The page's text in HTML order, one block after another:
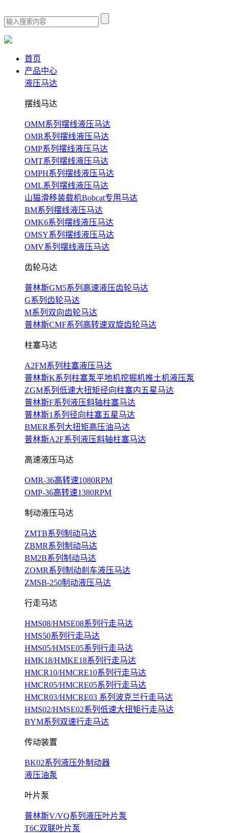
首页
产品中心
液压马达
摆线马达
OMM系列摆线液压马达
OMR系列摆线液压马达
OMP系列摆线液压马达
OMT系列摆线液压马达
OMPH系列摆线液压马达
OML系列摆线液压马达
山猫滑移装载机Bobcat专用马达
BM系列摆线液压马达
OMK6系列摆线液压马达
OMSY系列摆线液压马达
OMV系列摆线液压马达
齿轮马达
普林斯GM5系列高速液压齿轮马达
G系列齿轮马达
M系列双向齿轮马达
普林斯CMF系列高转速双旋齿轮马达
柱塞马达
A2FM系列柱塞液压马达
普林斯K系列柱塞泵平地机挖掘机推土机液压泵
ZGM系列低速大扭矩径向柱塞内五星马达
普林斯F系列液压斜轴柱塞马达
普林斯1系列径向柱塞五星马达
BMER系列大扭矩高压油马达
普林斯A2F系列液压斜轴柱塞马达
高速液压马达
OMR-36高转速1080RPM
OMP-36高转速1380RPM
制动液压马达
ZMTB系列制动马达
ZBMR系列制动马达
BM2B系列制动马达
ZOMR系列制动刹车液压马达
ZMSB-250制动液压马达
行走马达
HMS08/HMSE08系列行走马达
HMS50系列行走马达
HMS05/HMSE05系列行走马达
HMK18/HMKE18系列行走马达
HMCR10/HMCRE10系列行走马达
HMCR05/HMCRE05系列行走马达
HMCR03/HMCRE03 系列波克兰行走马达
HMS02/HMSE02系列低速大扭矩行走马达
BYM系列双速行走马达
传动装置
BK02系列液压外制动器
液压油泵
叶片泵
普林斯V/VQ系列液压叶片泵
T6C双联叶片泵